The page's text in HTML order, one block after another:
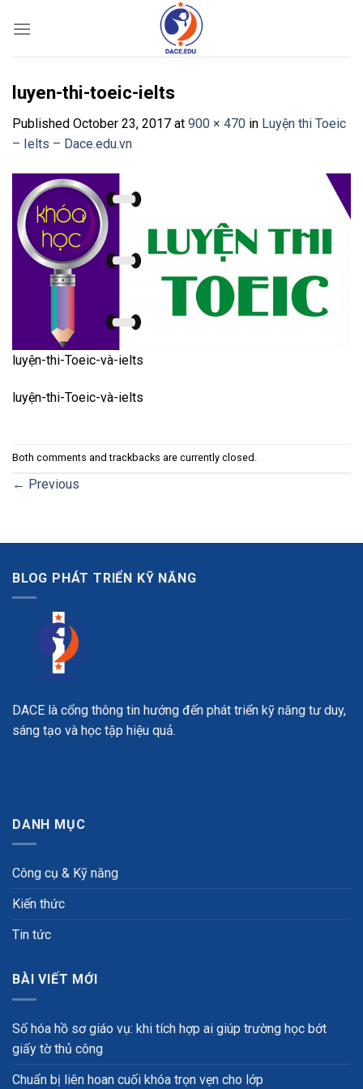
luyen-thi-toeic-ielts
Published October 23, 2017 at 900 × 470 in Luyện thi Toeic
– Ielts – Dace.edu.vn
luyện-thi-Toeic-và-ielts
luyện-thi-Toeic-và-ielts
Both comments and trackbacks are currently closed.
← Previous
BLOG PHÁT TRIỂN KỸ NĂNG
DACE là cổng thông tin hướng đến phát triển kỹ năng tư duy,
sáng tạo và học tập hiệu quả.
DANH MỤC
Công cụ & Kỹ năng
Kiến thức
Tin tức
BÀI VIẾT MỚI
Số hóa hồ sơ giáo vụ: khi tích hợp ai giúp trường học bớt
giấy tờ thủ công
Chuẩn bị liên hoan cuối khóa trọn vẹn cho lớp